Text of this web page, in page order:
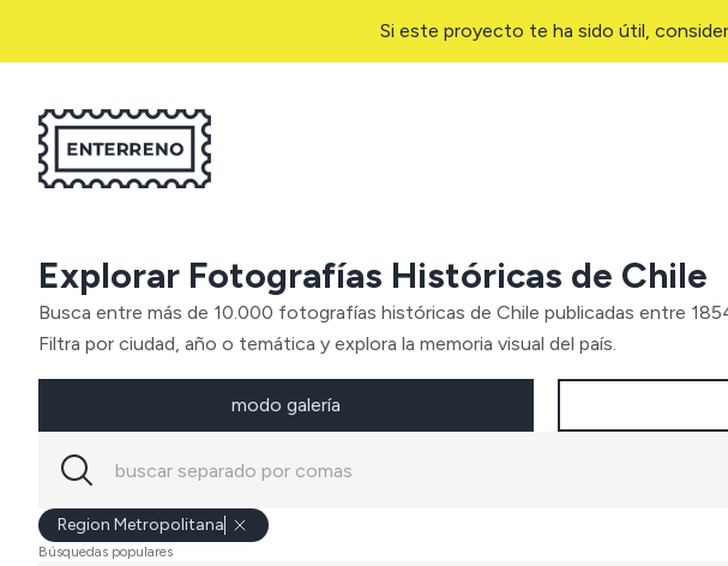
Si este proyecto te ha sido útil,
Explorar Fotografías Históricas de Chile
Busca entre más de 10.000 fotografías históricas de Chile publicadas entre
Filtra por ciudad, año o temática y explora la memoria visual del país.
modo galería
Region Metropolitana
Búsquedas populares